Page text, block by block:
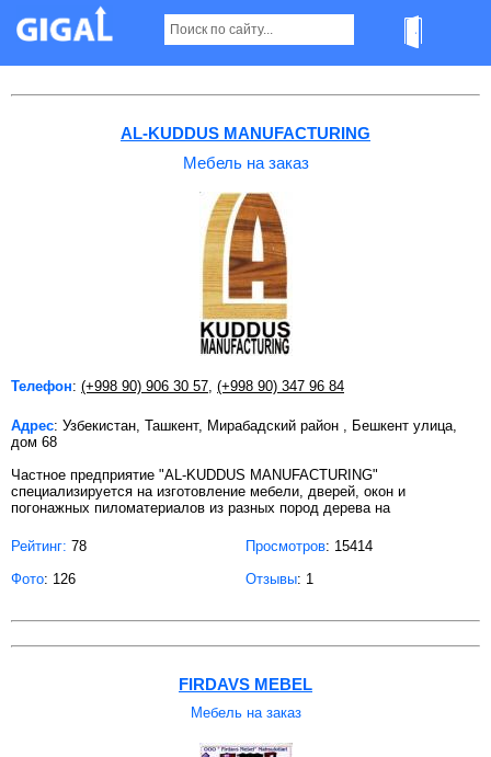
Мебель на заказ в Ташкенте Страница 4
AL-KUDDUS MANUFACTURING
Мебель на заказ
Телефон: (+998 90) 906 30 57 (+998 90) 347 96 84
Адрес: Узбекистан, Ташкент, Мирабадский район , Бешкент улица,
дом 68
Частное предприятие "AL-KUDDUS MANUFACTURING"
специализируется на изготовление мебели, дверей, окон и
погонажных пиломатериалов из разных пород дерева на
Рейтинг: 78 Просмотров: 15414
Фото: 126 Отзывы: 1
FIRDAVS MEBEL
Мебель на заказ